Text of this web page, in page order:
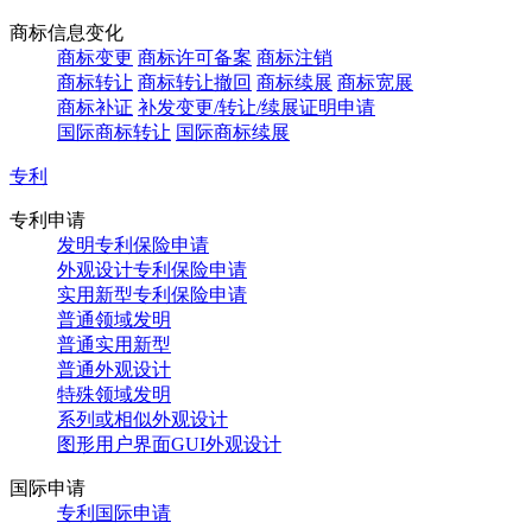
商标信息变化
商标变更 商标许可备案 商标注销
商标转让 商标转让撤回 商标续展 商标宽展
商标补证 补发变更/转让/续展证明申请
国际商标转让 国际商标续展
专利
专利申请
发明专利保险申请
外观设计专利保险申请
实用新型专利保险申请
普通领域发明
普通实用新型
普通外观设计
特殊领域发明
系列或相似外观设计
图形用户界面GUI外观设计
国际申请
专利国际申请